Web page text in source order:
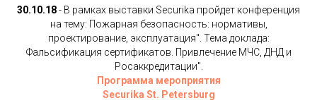
30.10.18- В рамках выставки Securika пройдет конференция
на тему: Пожарная безопасность: нормативы,
проектирование, эксплуатация". Тема доклада:
Фальсификация сертификатов. Привлечение МЧС, ДНД и
Росаккредитации".
Программа мероприятия
Securika St. Petersburg